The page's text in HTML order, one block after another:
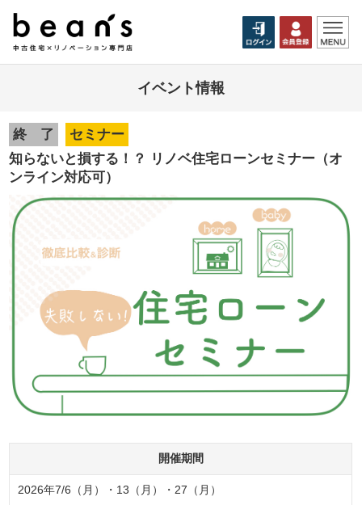
イベント情報
終 了
セミナー
知らないと損する！？ リノベ住宅ローンセミナー（オ
ンライン対応可）
開催期間
2026年7/6（月）・13（月）・27（月）